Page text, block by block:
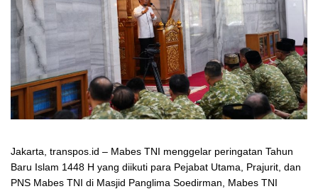
Jakarta, transpos.id – Mabes TNI menggelar peringatan Tahun
Baru Islam 1448 H yang diikuti para Pejabat Utama, Prajurit, dan
PNS Mabes TNI di Masjid Panglima Soedirman, Mabes TNI